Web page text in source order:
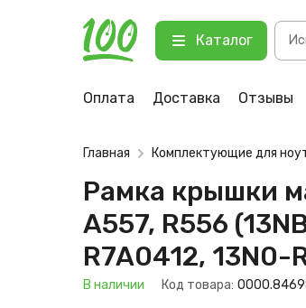
Каталог
Оплата Доставка Отзывы
Рамка крышки
13NB0622AP0212,
Главная Комплектующие для
Рамка крышки
A557, R556
R7A0412, 13N0-
В наличии Код товара: